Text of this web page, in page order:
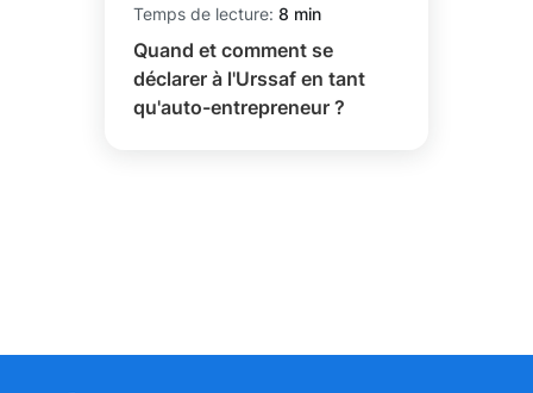
Temps de lecture: 8 min
Quand et comment se
déclarer à l'Urssaf en tant
qu'auto-entrepreneur ?